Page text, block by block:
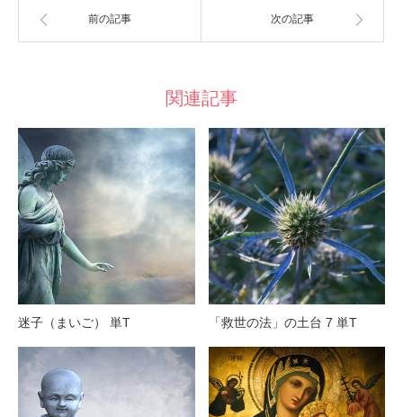
前の記事 次の記事
関連記事
迷子（まいご） 単T 「救世の法」の土台 7 単T